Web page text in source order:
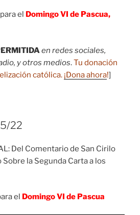
el Domingo VI de Pascua,
en redes sociales,
y otros medios.Tu donación
católica. ¡Dona ahora!]
22
Del Comentario de San Cirilo
la Segunda Carta a los
el Domingo VI de Pascua